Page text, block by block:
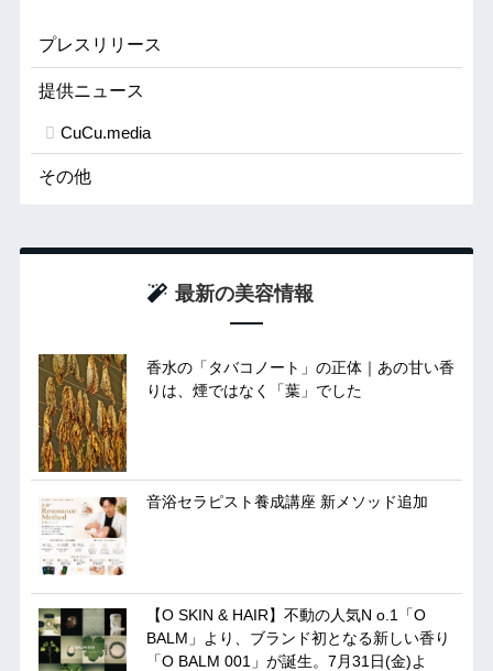
プレスリリース
提供ニュース
CuCu.media
その他
最新の美容情報
香水の「タバコノート」の正体｜あの甘い香
りは、煙ではなく「葉」でした
音浴セラピスト養成講座 新メソッド追加
【O SKIN & HAIR】不動の人気N o.1「O
BALM」より、ブランド初となる新しい香り
「O BALM 001」が誕生。7月31日(金)よ